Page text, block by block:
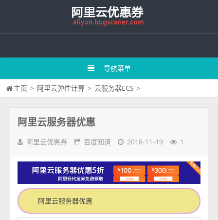
导航菜单
主页 > 阿里云弹性计算 > 云服务器ECS >
阿里云服务器优惠
阿里云优惠券 百度知道 2018-11-19 1
阿里云服务器优惠